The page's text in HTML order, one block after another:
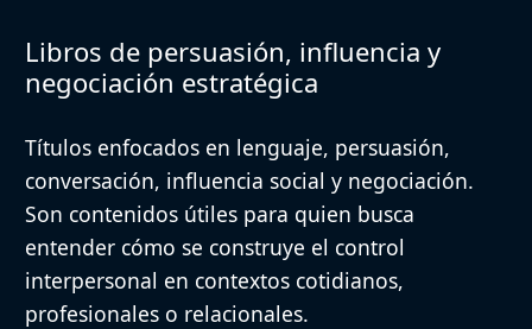
Libros de persuasión, influencia y
negociación estratégica
Títulos enfocados en lenguaje, persuasión,
conversación, influencia social y negociación.
Son contenidos útiles para quien busca
entender cómo se construye el control
interpersonal en contextos cotidianos,
profesionales o relacionales.